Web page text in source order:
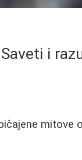
i
mitove